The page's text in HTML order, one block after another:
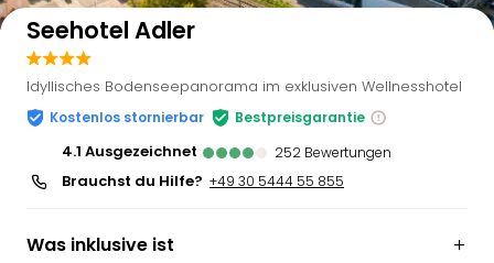
Seehotel Adler
Idyllisches Bodenseepanorama im exklusiven Wellnesshotel
Kostenlos stornierbar Bestpreisgarantie
4.1 ausgezeichnet 252 Bewertungen
Brauchst du Hilfe? +49 30 5444 55 855
Was inklusive ist